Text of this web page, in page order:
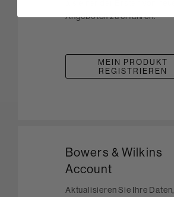
Angeboten zu erfahren.
MEIN PRODUKT
REGISTRIEREN
Bowers & Wilkins
Account
Aktualisieren Sie Ihre Daten,